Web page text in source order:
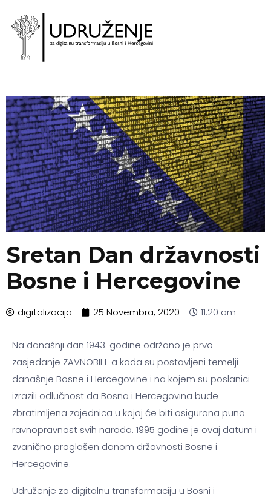
Sretan Dan državnosti
Bosne i Hercegovine
digitalizacija 25 Novembra, 2020 11:20 am
Na današnji dan 1943. godine održano je prvo
zasjedanje ZAVNOBIH-a kada su postavljeni temelji
današnje Bosne i Hercegovine i na kojem su poslanici
izrazili odlučnost da Bosna i Hercegovina bude
zbratimljena zajednica u kojoj će biti osigurana puna
ravnopravnost svih naroda. 1995 godine je ovaj datum i
zvanično proglašen danom državnosti Bosne i
Hercegovine.
Udruženje za digitalnu transformaciju u Bosni i